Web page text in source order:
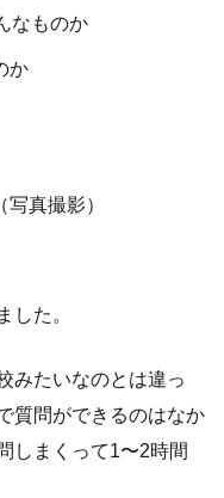
なものか
か
真撮影）
した。
みたいなのとは違っ
質問ができるのはなか
しまくって1〜2時間